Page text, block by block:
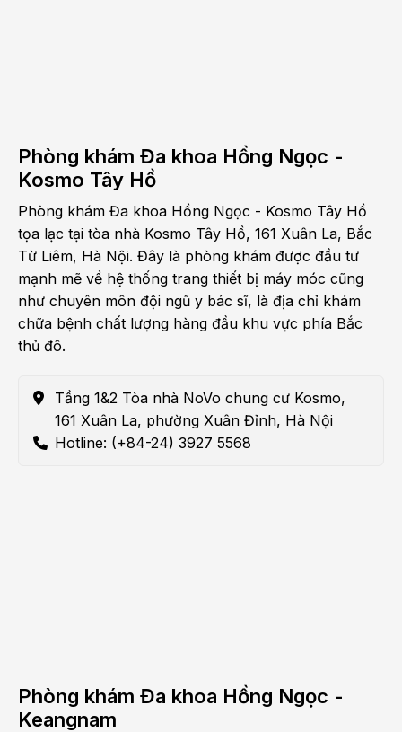
Phòng khám Đa khoa Hồng Ngọc -
Kosmo Tây Hồ
Phòng khám Đa khoa Hồng Ngọc - Kosmo Tây Hồ
tọa lạc tại tòa nhà Kosmo Tây Hồ, 161 Xuân La, Bắc
Từ Liêm, Hà Nội. Đây là phòng khám được đầu tư
mạnh mẽ về hệ thống trang thiết bị máy móc cũng
như chuyên môn đội ngũ y bác sĩ, là địa chỉ khám
chữa bệnh chất lượng hàng đầu khu vực phía Bắc
thủ đô.
Tầng 1&2 Tòa nhà NoVo chung cư Kosmo,
161 Xuân La, phường Xuân Đỉnh, Hà Nội
Hotline: (+84-24) 3927 5568
Phòng khám Đa khoa Hồng Ngọc -
Keangnam